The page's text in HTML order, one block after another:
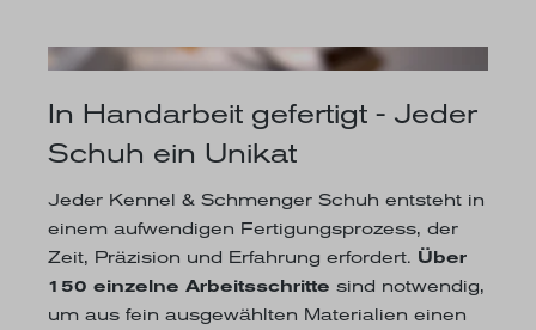
In Handarbeit gefertigt - Jeder
Schuh ein Unikat
Jeder Kennel & Schmenger Schuh entsteht in
einem aufwendigen Fertigungsprozess, der
Zeit, Präzision und Erfahrung erfordert. Über
150 einzelne Arbeitsschritte sind notwendig,
um aus fein ausgewählten Materialien einen